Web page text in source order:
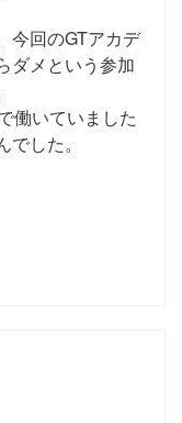
今回のGTアカデ
ダメという参加
働いていました
した。